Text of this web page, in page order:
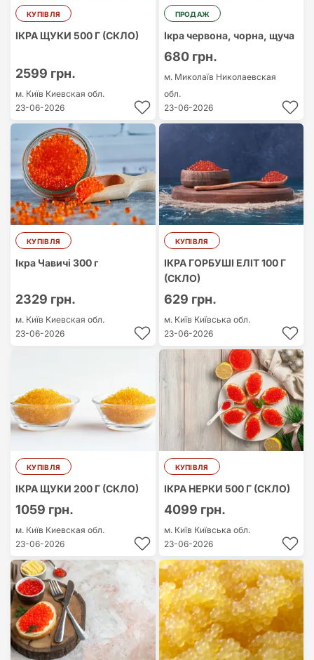
КУПІВЛЯ
ІКРА ЩУКИ 500 Г (СКЛО)
2599 грн.
м. Київ Киевская обл.
23-06-2026
ПРОДАЖ
Ікра червона, чорна, щуча
680 грн.
м. Миколаїв Николаевская
обл.
23-06-2026
КУПІВЛЯ
Ікра Чавичі 300 г
2329 грн.
м. Київ Киевская обл.
23-06-2026
КУПІВЛЯ
ІКРА ГОРБУШІ ЕЛІТ 100 Г
(СКЛО)
629 грн.
м. Київ Київська обл.
23-06-2026
КУПІВЛЯ
ІКРА ЩУКИ 200 Г (СКЛО)
1059 грн.
м. Київ Киевская обл.
23-06-2026
КУПІВЛЯ
ІКРА НЕРКИ 500 Г (СКЛО)
4099 грн.
м. Київ Київська обл.
23-06-2026